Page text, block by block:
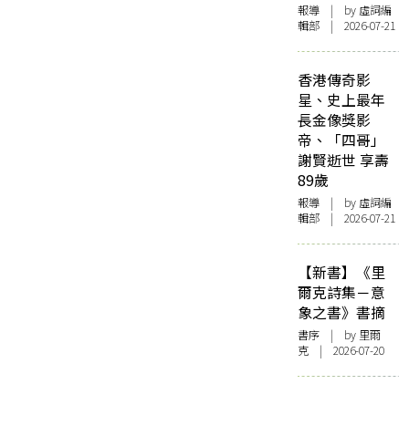
報導 | by 虛詞編
輯部 | 2026-07-21
香港傳奇影
星、史上最年
長金像獎影
帝、「四哥」
謝賢逝世 享壽
89歲
報導 | by 虛詞編
輯部 | 2026-07-21
【新書】《里
爾克詩集－意
象之書》書摘
書序 | by 里爾
克 | 2026-07-20